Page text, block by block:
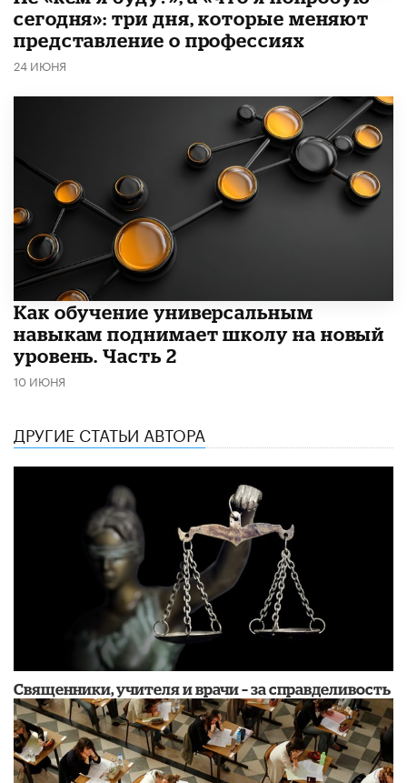
сегодня»: три дня, которые меняют
представление о профессиях
24 ИЮНЯ
​Как обучение универсальным
навыкам поднимает школу на новый
уровень. Часть 2
10 ИЮНЯ
ДРУГИЕ СТАТЬИ АВТОРА
Священники, учителя и врачи – за справделивость